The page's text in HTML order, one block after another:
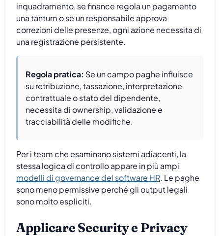
inquadramento, se finance regola un pagamento
una tantum o se un responsabile approva
correzioni delle presenze, ogni azione necessita di
una registrazione persistente.
Regola pratica: Se un campo paghe influisce
su retribuzione, tassazione, interpretazione
contrattuale o stato del dipendente,
necessita di ownership, validazione e
tracciabilità delle modifiche.
Per i team che esaminano sistemi adiacenti, la
stessa logica di controllo appare in più ampi
modelli di governance del software HR. Le paghe
sono meno permissive perché gli output legali
sono molto espliciti.
Applicare Security e Privacy